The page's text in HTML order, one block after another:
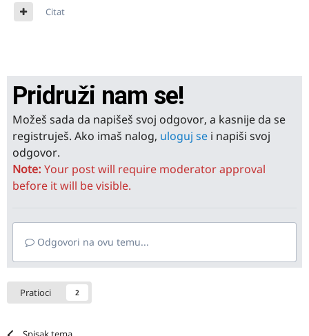
Citat
Pridruži nam se!
Možeš sada da napišeš svoj odgovor, a kasnije da se
registruješ. Ako imaš nalog, uloguj se i napiši svoj
odgovor.
Note: Your post will require moderator approval
before it will be visible.
Odgovori na ovu temu...
Pratioci 2